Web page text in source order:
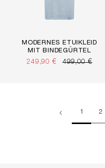
MODERNES ETUIKLEID
MIT BINDEGÜRTEL
249,90 € 499,00 €
Seite
1 2